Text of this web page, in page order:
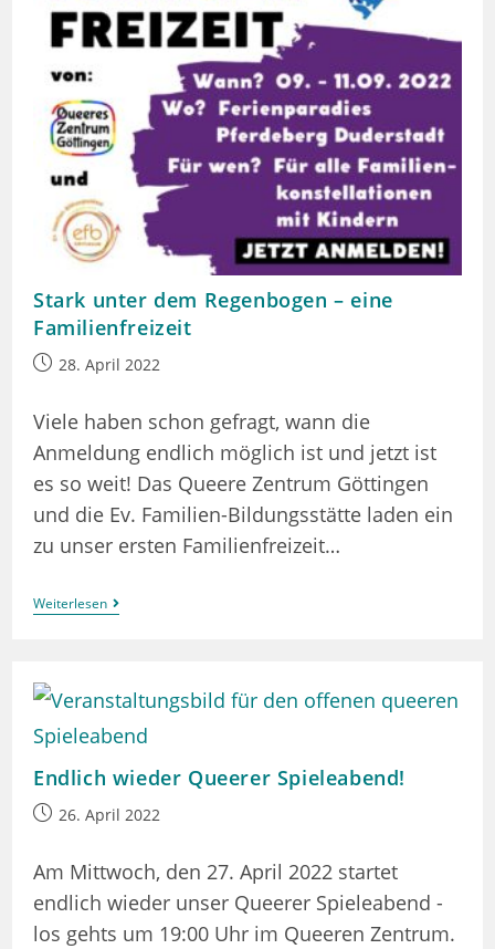
Stark unter dem Regenbogen – eine
Familienfreizeit
Beitrag28. April 2022
Viele haben schon gefragt, wann die
Anmeldung endlich möglich ist und jetzt ist
es so weit! Das Queere Zentrum Göttingen
und die Ev. Familien-Bildungsstätte laden ein
zu unser ersten Familienfreizeit…
WeiterlesenStark
Unter
Eine
Familienfreizeit
Endlich wieder Queerer Spieleabend!
Beitrag26. April 2022
Am Mittwoch, den 27. April 2022 startet
endlich wieder unser Queerer Spieleabend -
los gehts um 19:00 Uhr im Queeren Zentrum.